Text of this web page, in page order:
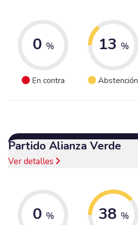
0 %
En contra
13 %
Abstención
Partido Alianza Verde
Ver detalles
0 % 38 %